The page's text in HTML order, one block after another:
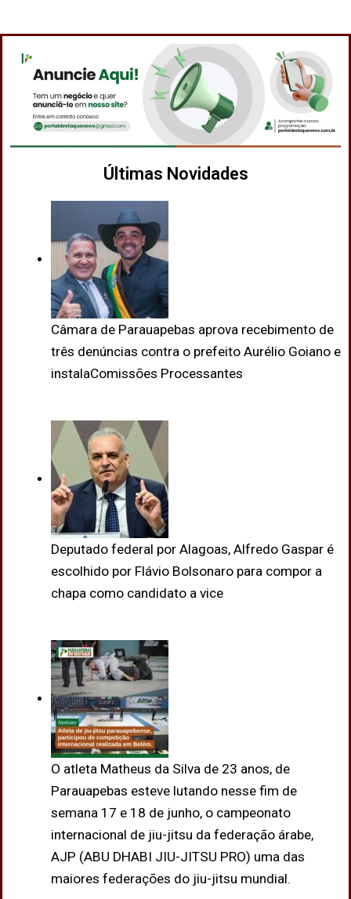
Últimas Novidades
Câmara de Parauapebas aprova recebimento de
três denúncias contra o prefeito Aurélio Goiano e
instalaComissões Processantes
Deputado federal por Alagoas, Alfredo Gaspar é
escolhido por Flávio Bolsonaro para compor a
chapa como candidato a vice
O atleta Matheus da Silva de 23 anos, de
Parauapebas esteve lutando nesse fim de
semana 17 e 18 de junho, o campeonato
internacional de jiu-jitsu da federação árabe,
AJP (ABU DHABI JIU-JITSU PRO) uma das
maiores federações do jiu-jitsu mundial.